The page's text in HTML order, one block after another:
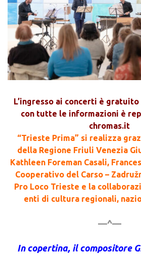
L’ingresso ai concerti è
con tutte le informazioni è
chromas.it
“Trieste Prima” si realizza
della Regione Friuli Venezia
Kathleen Foreman Casali,
Cooperativo del Carso –
Pro Loco Trieste e la
enti di cultura regionali,
—^—
In copertina, il compositore